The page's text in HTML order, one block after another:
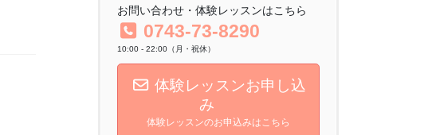
お問い合わせ・体験レッスンはこちら
0743-73-8290
10:00 - 22:00（月・祝休）
体験レッスンお申し込
み
体験レッスンのお申込みはこちら